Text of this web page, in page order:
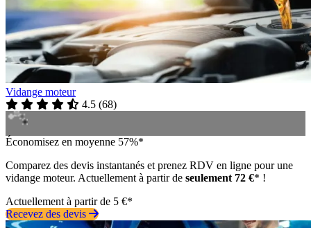
Vidange moteur
4.5 (68)
Économisez en moyenne 57%*
Comparez des devis instantanés et prenez RDV en ligne pour une
vidange moteur. Actuellement à partir de seulement 72 €* !
Actuellement à partir de 5 €*
Recevez des devis